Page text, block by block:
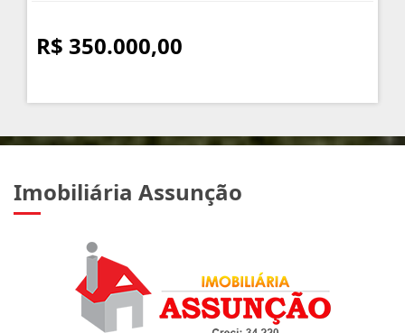
R$ 350.000,00
Imobiliária Assunção